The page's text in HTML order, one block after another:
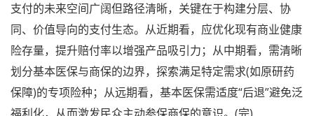
支付的未来空间广阔但路径清晰，关键在于构建分层、协
同、价值导向的支付生态。从近期看，应优化现有商业健康
险存量，提升赔付率以增强产品吸引力；从中期看，需清晰
划分基本医保与商保的边界，探索满足特定需求(如原研药
保障)的专项险种；从远期看，基本医保需适度“后退”避免泛